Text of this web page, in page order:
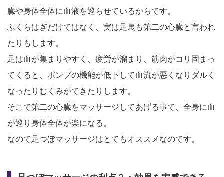
臓や身体全体に血液を巡らせているからです。
ふくらはぎだけではなく、実は足裏も第二の心臓と言われ
たりもします。
足は血が集まりやすく、疲労が溜まり、筋肉がコリ固まっ
てくると、ポンプの機能が低下して血流が悪くなりダルく
なったりむくみができたりします。
そこで第二の心臓をマッサージしてあげる事で、全身に血
が巡り身体全体が楽になる。
なので足つぼマッサージはとてもオススメなのです。